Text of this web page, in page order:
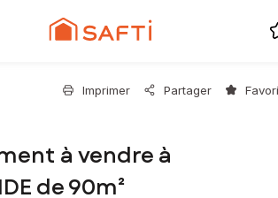
Imprimer Partager
à vendre à
de 90m²